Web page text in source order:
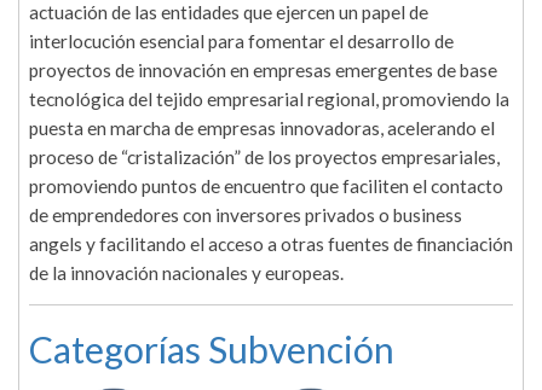
actuación de las entidades que ejercen un papel de
interlocución esencial para fomentar el desarrollo de
proyectos de innovación en empresas emergentes de base
tecnológica del tejido empresarial regional, promoviendo la
puesta en marcha de empresas innovadoras, acelerando el
proceso de “cristalización” de los proyectos empresariales,
promoviendo puntos de encuentro que faciliten el contacto
de emprendedores con inversores privados o business
angels y facilitando el acceso a otras fuentes de financiación
de la innovación nacionales y europeas.
Categorías Subvención